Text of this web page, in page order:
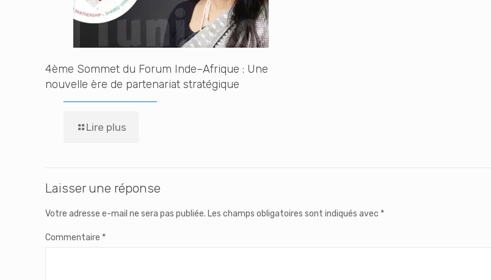
4ème Sommet du Forum Inde–Afrique : Une
nouvelle ère de partenariat stratégique
Lire plus
Laisser une réponse
Votre adresse e-mail ne sera pas publiée. Les champs obligatoires sont indiqués avec *
Commentaire *